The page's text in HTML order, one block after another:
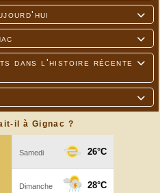



dans l'histoire récente

il à Gignac ?